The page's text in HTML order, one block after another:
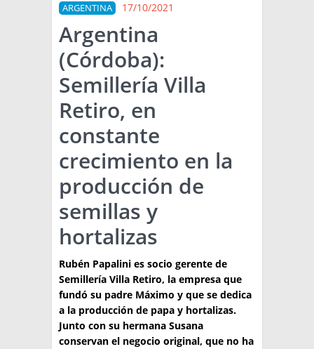
MERCADOS
NOTICIAS
EN ESPAÑOL
OTROS IDIOMAS
PRONÓSTICO
LLUVIAS
ARGENTINA
EL MUNDO
TÉCNICA
PRODUCCION
CLASIFICADOS
INTERES GENERAL
LA PAPA
RESOLUCIONES Y NORMATIVAS
ENLACES
ARGENPAPA
PUBLICIDAD
QUIENES SOMOS
CONTACTO
BUSCAR NOTICIAS
BUSCAR
ARGENTINA 17/10/2021
Argentina
(Córdoba):
Semillería Villa
Retiro, en
constante
crecimiento en la
producción de
semillas y
hortalizas
Rubén Papalini es socio gerente de
Semillería Villa Retiro, la empresa que
fundó su padre Máximo y que se dedica
a la producción de papa y hortalizas.
Junto con su hermana Susana
conservan el negocio original, que no ha